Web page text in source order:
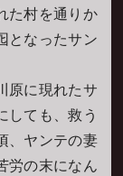
た村を通りか
となったサン
原に現れたサ
しても、救う
、ヤンテの妻
労の末になん